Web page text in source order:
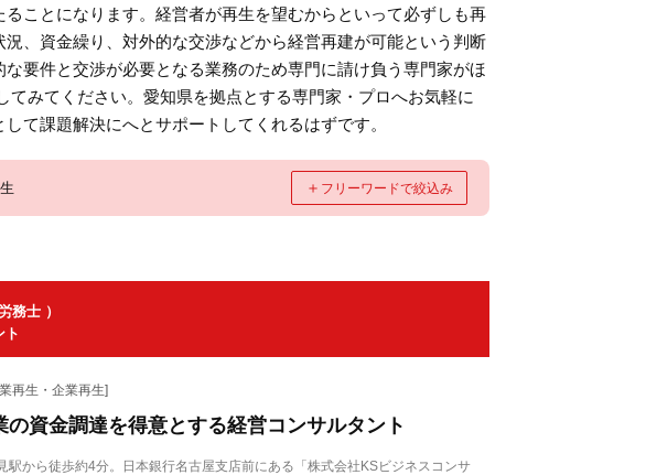
ことになります。経営者が再生を望むからといって必ずしも再
、資金繰り、対外的な交渉などから経営再建が可能という判断
要件と交渉が必要となる業務のため専門に請け負う専門家がほ
みてください。愛知県を拠点とする専門家・プロへお気軽に
て課題解決にへとサポートしてくれるはずです。
＋ フリーワードで絞込み
務士 ）
ト
再生・企業再生]
の資金調達を得意とする経営コンサルタント
駅から徒歩約4分。日本銀行名古屋支店前にある「株式会社KSビジネスコンサ